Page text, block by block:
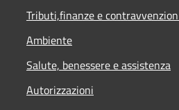
Tributi,finanze e
Ambiente
Salute, benessere e assistenza
Autorizzazioni